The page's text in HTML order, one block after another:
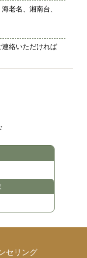
老名、湘南台、
絡いただければ
セリング